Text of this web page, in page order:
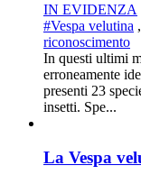
IN EVIDENZA
#Vespa velutina ,
riconoscimento
In questi ultimi
erroneamente
presenti 23
insetti. Spe...
La Vespa